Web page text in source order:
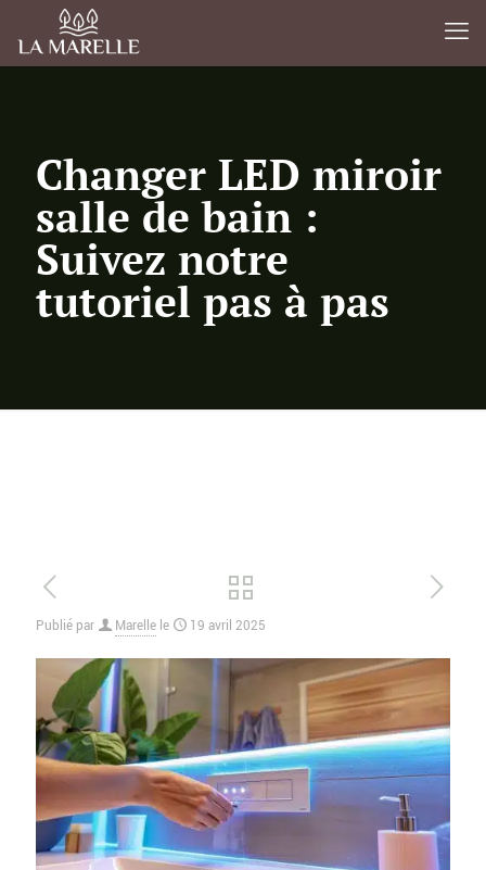
Changer LED miroir
salle de bain :
Suivez notre
tutoriel pas à pas
Publié par Marelle le 19 avril 2025